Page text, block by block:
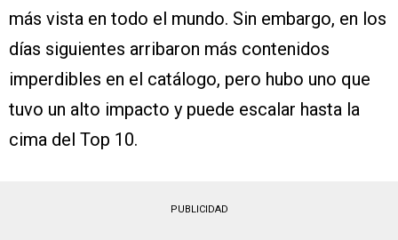
más vista en todo el mundo. Sin embargo, en los
días siguientes arribaron más contenidos
imperdibles en el catálogo, pero hubo uno que
tuvo un alto impacto y puede escalar hasta la
cima del Top 10.
PUBLICIDAD